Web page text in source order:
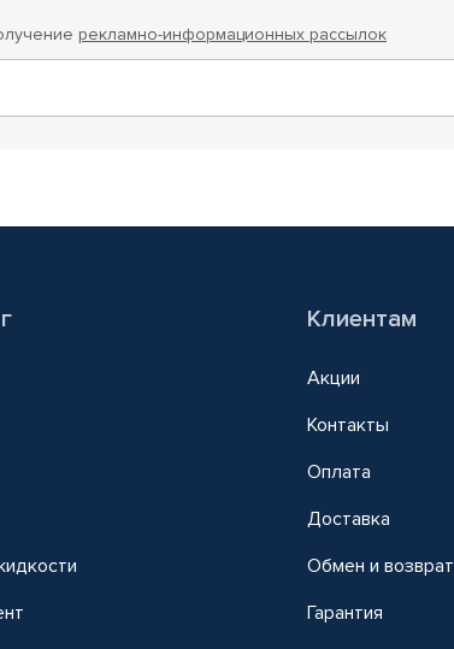
рекламно-информационных рассылок
Клиентам
Акции
Контакты
Оплата
Доставка
Обмен и возврат
Гарантия